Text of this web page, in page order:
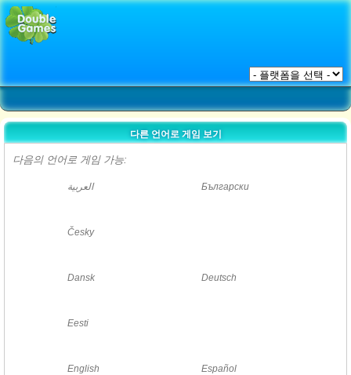
다른 언어로 게임 보기
다음의 언어로 게임 가능:
العربية Български
Česky
Dansk Deutsch
Eesti
English Español